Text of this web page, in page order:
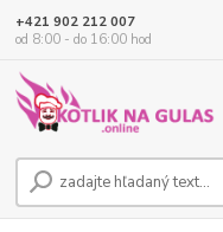
+421 902 212 007
od 8:00 - do 16:00 hod